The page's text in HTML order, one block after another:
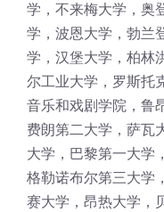
学，不来梅大学，奥
学，波恩大学，勃兰
学，汉堡大学，柏林
尔工业大学，罗斯托
音乐和戏剧学院，鲁
费朗第二大学，萨瓦
大学，巴黎第一大学
格勒诺布尔第三大学
赛大学，昂热大学，